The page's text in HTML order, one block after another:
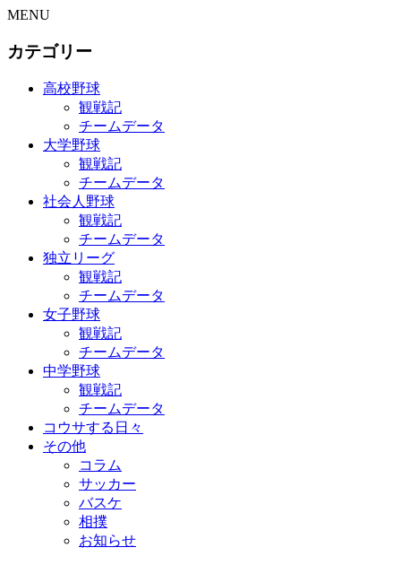
MENU
カテゴリー
高校野球
観戦記
チームデータ
大学野球
観戦記
チームデータ
社会人野球
観戦記
チームデータ
独立リーグ
観戦記
チームデータ
女子野球
観戦記
チームデータ
中学野球
観戦記
チームデータ
コウサする日々
その他
コラム
サッカー
バスケ
相撲
お知らせ